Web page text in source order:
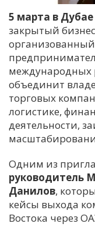
5 марта в Дубае
закрытый
международных
объединит
торговых
логистике,
деятельности,
Одним из
руководитель
Данилов,
кейсы выхода
Востока через